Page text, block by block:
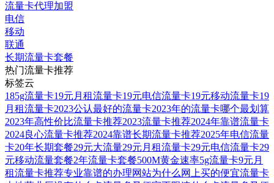
流量卡代理加盟
电信
移动
联通
长期流量卡套餐
热门流量卡推荐
标签云
185g流量卡19元月租流量卡19元电信流量卡19元移动流量卡19
月租流量卡2023公认最好的流量卡2023年的流量卡哪个最划算
2023年高性价比流量卡推荐2023流量卡推荐2024年靠谱流量卡
2024良心流量卡推荐2024靠谱长期流量卡推荐2025年电信流量
卡20年长期套餐29元大流量29元月租流量卡29元电信流量卡29
元移动流量套餐2年流量卡套餐500M黄金速率5g流量卡9元月
租流量卡推荐专业靠谱的办理网站为什么网上买的便宜流量卡